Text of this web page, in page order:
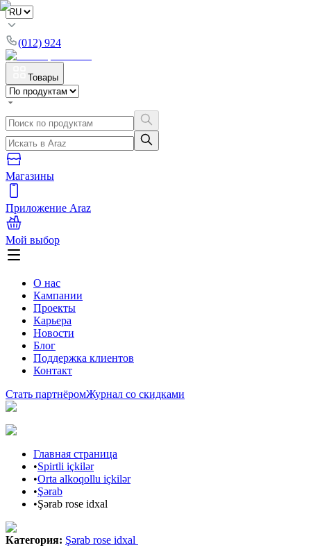
(012) 924
Товары
Магазины
Приложение Araz
Мой выбор
О нас
Кампании
Проекты
Карьера
Новости
Блог
Поддержка клиентов
Контакт
Стать партнёромЖурнал со скидками
Главная страница
•Spirtli içkilər
•Orta alkoqollu içkilər
•Şərab
•Şərab rose idxal
Категория: Şərab rose idxal